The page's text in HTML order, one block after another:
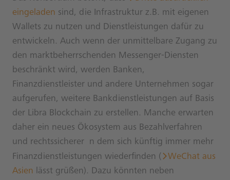
eingeladen sind, die Infrastruktur z.B. mit eigenen
Wallets zu nutzen und Dienstleistungen dafür zu
entwickeln. Auch wenn der unmittelbare Zugang zu
den marktbeherrschenden Messenger-Diensten
beschränkt wird, werden Banken,
Finanzdienstleister und andere Unternehmen sogar
aufgerufen, weitere Bankdienstleistungen auf Basis
der Libra Blockchain zu erstellen. Manche erwarten
daher ein neues Ökosystem aus Bezahlverfahren
und rechtssicherer n dem sich künftig immer mehr
Finanzdienstleistungen wiederfinden (
WeChat aus
Asien lässt grüßen). Dazu könnten neben